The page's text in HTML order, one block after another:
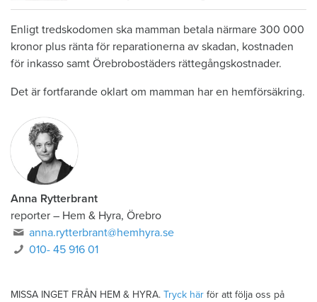
Enligt tredskodomen ska mamman betala närmare 300 000
kronor plus ränta för reparationerna av skadan, kostnaden
för inkasso samt Örebrobostäders rättegångskostnader.
Det är fortfarande oklart om mamman har en hemförsäkring.
Anna Rytterbrant
reporter – Hem & Hyra, Örebro
anna.rytterbrant@hemhyra.se
010- 45 916 01
MISSA INGET FRÅN HEM & HYRA. Tryck här för att följa oss på